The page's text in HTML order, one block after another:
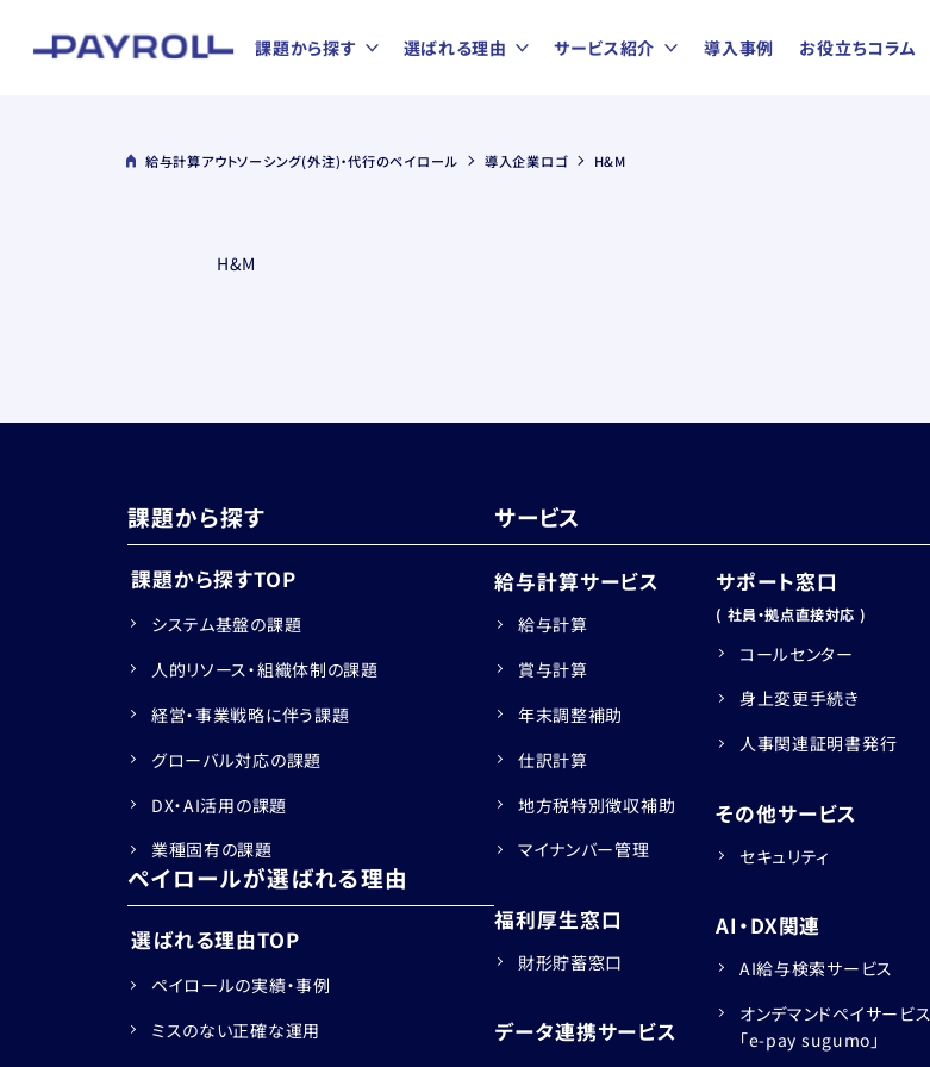
課題から探す 選ばれる理由 サービス紹介 導入事例 お役立ちコラム
給与計算アウトソーシング(外注)・代行のペイロール 導入企業ロゴ H&M
H&M
課題から探す
課題から探すTOP
システム基盤の課題
人的リソース・組織体制の課題
経営・事業戦略に伴う課題
グローバル対応の課題
DX・AI活用の課題
業種固有の課題
ペイロールが選ばれる理由
選ばれる理由TOP
ペイロールの実績・事例
ミスのない正確な運用
サービス
給与計算サービス
給与計算
賞与計算
年末調整補助
仕訳計算
地方税特別徴収補助
マイナンバー管理
福利厚生窓口
財形貯蓄窓口
データ連携サービス
サポート窓口
( 社員・拠点直接対応 )
コールセンター
身上変更手続き
人事関連証明書発行
その他サービス
セキュリティ
AI・DX関連
AI給与検索サービス
オンデマンドペイサービス
「e-pay sugumo」